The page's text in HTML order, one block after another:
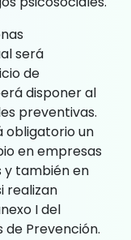
será
de
disponer al
preventivas.
obligatorio un
en empresas
y también en
realizan
I del
de Prevención.